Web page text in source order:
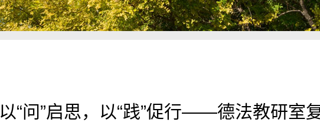
以“问”启思，以“践”促行——德法教研室